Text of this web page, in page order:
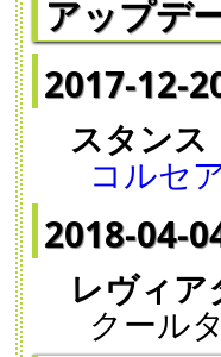
アップデ
2017-12-
スタンス
コルセ
2018-04-
レヴィ
クール